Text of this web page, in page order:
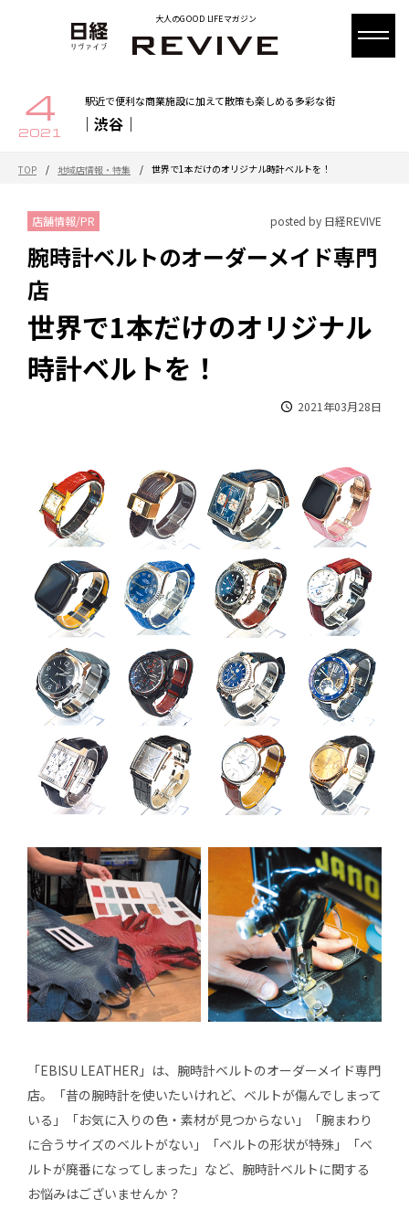
大人のGOOD LIFEマガジン
4
2021
駅近で便利な商業施設に加えて散策も楽しめる多彩な街
｜渋谷｜
TOP / 地域店情報・特集 / 世界で1本だけのオリジナル時計ベルトを！
店舗情報/PR posted by 日経REVIVE
腕時計ベルトのオーダーメイド専門
店
世界で1本だけのオリジナル
時計ベルトを！
2021年03月28日
「EBISU LEATHER」は、腕時計ベルトのオーダーメイド専門
店。「昔の腕時計を使いたいけれど、ベルトが傷んでしまって
いる」「お気に入りの色・素材が見つからない」「腕まわり
に合うサイズのベルトがない」「ベルトの形状が特殊」「ベ
ルトが廃番になってしまった」など、腕時計ベルトに関する
お悩みはございませんか？